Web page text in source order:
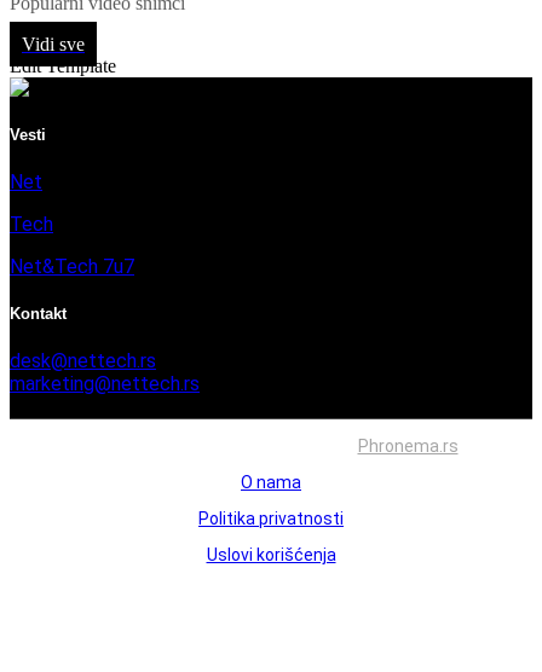
Vidi sve
Edit Template
Vesti
Net
Tech
Net&Tech 7u7
Kontakt
desk@nettech.rs
marketing@nettech.rs
Phronema.rs
O nama
Politika privatnosti
Uslovi korišćenja